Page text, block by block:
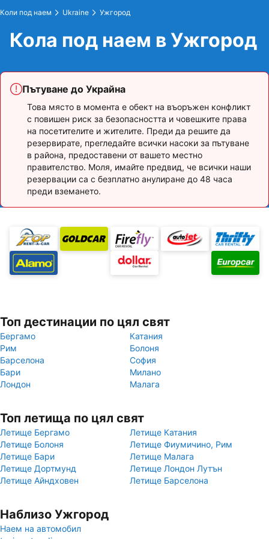
Коли под наем Ukraine Ужгород
Кола под наем в Ужгород
Пътуване до Украйна
Това място в момента е обект на въоръжен конфликт
с повишен риск за безопасността и човешките права
на посетителите и жителите. Преди да решите да
резервирате, прегледайте всички насоки за пътуване
в района, предоставени от вашето местно
правителство. Моля, имайте предвид, че всички наши
резервации са с безплатно анулиране до 48 часа
преди вземането.
Топ дестинации по цял свят
Бергамо
Катания
Рим
Болоня
Барселона
София
Бари
Милано
Лондон
Малага
Топ летища по цял свят
Летище Бергамо
Летище Катания
Летище Болоня
Летище Фиумичино, Рим
Летище Бари
Летище Малага
Летище Дортмунд
Летище Лондон Лутън
Летище Айндховен
Летище Барселона
Наблизо Ужгород
Наем на автомобил